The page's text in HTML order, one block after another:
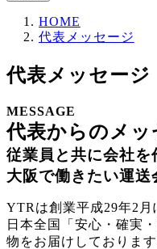
HOME
代表メッセージ
代表メッセージ
MESSAGE
代表からのメッ
従業員と共に会社を
大阪で働きたい運送
YTRは創業平成29年2月
日本全国「安心・確実
物をお届けしております